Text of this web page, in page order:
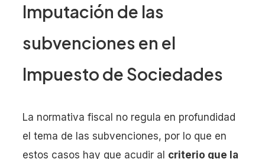
Imputación de las
subvenciones en el
Impuesto de Sociedades
La normativa fiscal no regula en profundidad
el tema de las subvenciones, por lo que en
estos casos hay que acudir al criterio que la